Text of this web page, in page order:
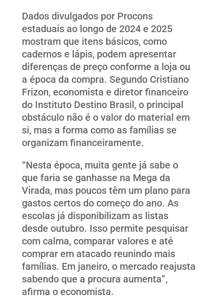
Dados divulgados por Procons
estaduais ao longo de 2024 e 2025
mostram que itens básicos, como
cadernos e lápis, podem apresentar
diferenças de preço conforme a loja ou
a época da compra. Segundo Cristiano
Frizon, economista e diretor financeiro
do Instituto Destino Brasil, o principal
obstáculo não é o valor do material em
si, mas a forma como as famílias se
organizam financeiramente.
“Nesta época, muita gente já sabe o
que faria se ganhasse na Mega da
Virada, mas poucos têm um plano para
gastos certos do começo do ano. As
escolas já disponibilizam as listas
desde outubro. Isso permite pesquisar
com calma, comparar valores e até
comprar em atacado reunindo mais
famílias. Em janeiro, o mercado reajusta
sabendo que a procura aumenta”,
afirma o economista.